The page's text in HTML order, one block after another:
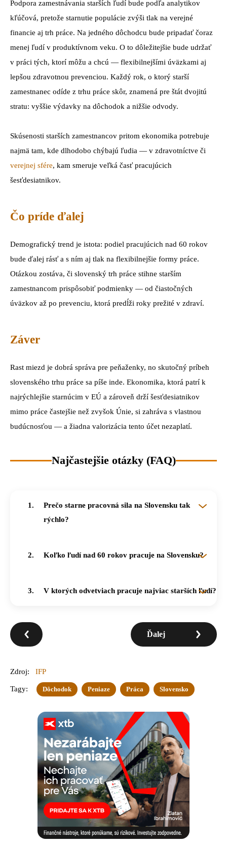
Podpora zamestnávania starších ľudí bude podľa analytikov
kľúčová, pretože starnutie populácie zvýši tlak na verejné
financie aj trh práce. Na jedného dôchodcu bude pripadať čoraz
menej ľudí v produktívnom veku. O to dôležitejšie bude udržať
v práci tých, ktorí môžu a chcú — flexibilnejšími úväzkami aj
lepšou zdravotnou prevenciou. Každý rok, o ktorý starší
zamestnanec odíde z trhu práce skôr, znamená pre štát dvojitú
stratu: vyššie výdavky na dôchodok a nižšie odvody.
Skúsenosti starších zamestnancov pritom ekonomika potrebuje
najmä tam, kde dlhodobo chýbajú ľudia — v zdravotníctve či
verejnej sfére, kam smeruje veľká časť pracujúcich
šesťdesiatnikov.
Čo príde ďalej
Demografický trend je istota: podiel pracujúcich nad 60 rokov
bude ďalej rásť a s ním aj tlak na flexibilnejšie formy práce.
Otázkou zostáva, či slovenský trh práce stihne starším
zamestnancom prispôsobiť podmienky — od čiastočných
úväzkov až po prevenciu, ktorá predĺži roky prežité v zdraví.
Záver
Rast miezd je dobrá správa pre peňaženky, no skutočný príbeh
slovenského trhu práce sa píše inde. Ekonomika, ktorá patrí k
najrýchlejšie starnúcim v EÚ a zároveň drží šesťdesiatnikov
mimo práce častejšie než zvyšok Únie, si zahráva s vlastnou
budúcnosťou — a žiadna valorizácia tento účet nezaplatí.
Najčastejšie otázky (FAQ)
Prečo starne pracovná sila na Slovensku tak
rýchlo?
Koľko ľudí nad 60 rokov pracuje na Slovensku?
V ktorých odvetviach pracuje najviac starších ľudí?
Ďalej
Zdroj: IFP
Tagy: Dôchodok Peniaze Práca Slovensko